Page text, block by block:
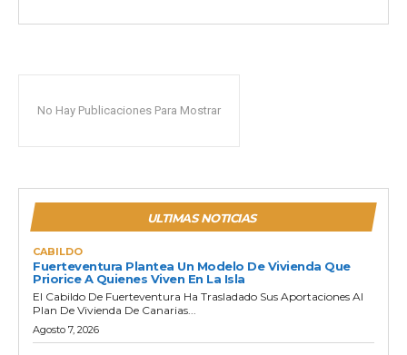
No Hay Publicaciones Para Mostrar
ULTIMAS NOTICIAS
CABILDO
Fuerteventura Plantea Un Modelo De Vivienda Que
Priorice A Quienes Viven En La Isla
El Cabildo De Fuerteventura Ha Trasladado Sus Aportaciones Al
Plan De Vivienda De Canarias...
Agosto 7, 2026